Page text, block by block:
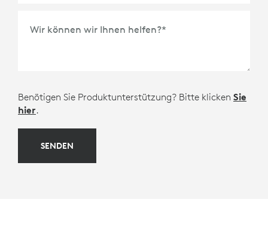
Wir können wir Ihnen helfen?*
Benötigen Sie Produktunterstützung? Bitte klicken Sie
hier.
SENDEN